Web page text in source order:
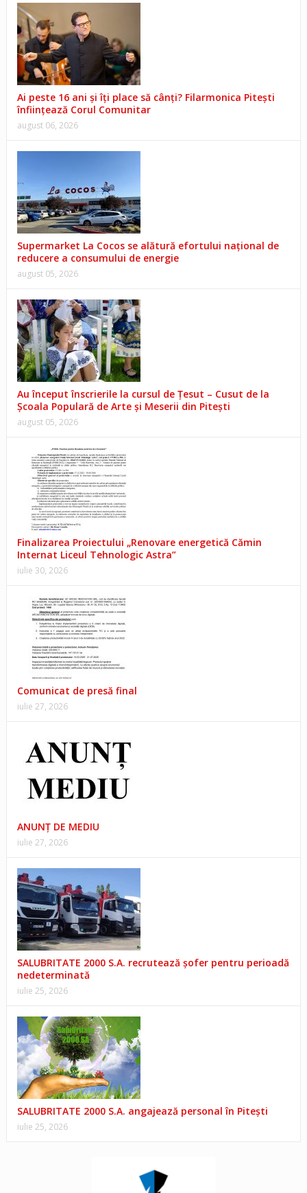
Ai peste 16 ani și îți place să cânți? Filarmonica Pitești
înființează Corul Comunitar
august 06, 2026
Supermarket La Cocos se alătură efortului național de
reducere a consumului de energie
august 05, 2026
Au început înscrierile la cursul de Țesut – Cusut de la
Școala Populară de Arte și Meserii din Pitești
august 05, 2026
Finalizarea Proiectului „Renovare energetică Cămin
Internat Liceul Tehnologic Astra”
iulie 30, 2026
Comunicat de presă final
iulie 27, 2026
ANUNŢ DE MEDIU
iulie 27, 2026
SALUBRITATE 2000 S.A. recrutează șofer pentru perioadă
nedeterminată
iulie 25, 2026
SALUBRITATE 2000 S.A. angajează personal în Pitești
iulie 25, 2026